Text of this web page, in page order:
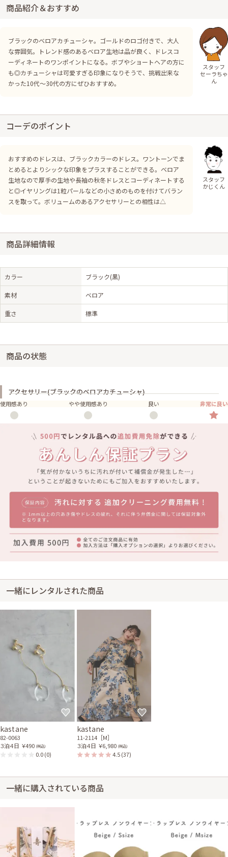
商品紹介＆おすすめ
ブラックのベロアカチューシャ。ゴールドのロゴ付きで、大人
な雰囲気。トレンド感のあるベロア生地は品が良く、ドレスコ
ーディネートのワンポイントになる。ボブやショートヘアの方に
も◎カチューシャは可愛すぎる印象になりそうで、挑戦出来な
かった10代〜30代の方にぜひおすすめ。
スタッフ
セーラちゃ
ん
コーデのポイント
おすすめのドレスは、ブラックカラーのドレス。ワントーンでま
とめるとよりシックな印象をプラスすることができる。ベロア
生地なので厚手の生地や長袖の秋冬ドレスとコーディネートする
と◎イヤリングは1粒パールなどの小さめのものを付けてバラン
スを取って。ボリュームのあるアクセサリーとの相性は△
スタッフ
かじくん
商品詳細情報
カラー ブラック(黒)
素材 ベロア
重さ 標準
商品の状態
アクセサリー(ブラックのベロアカチューシャ)
使用感あり やや使用感あり 良い 非常に良い
一緒にレンタルされた商品
kastane
82-0063
３泊４日 ￥490 (税込)
0.0(0)
kastane
11-2114［M］
３泊４日 ￥6,980 (税込)
4.5(37)
一緒に購入されている商品